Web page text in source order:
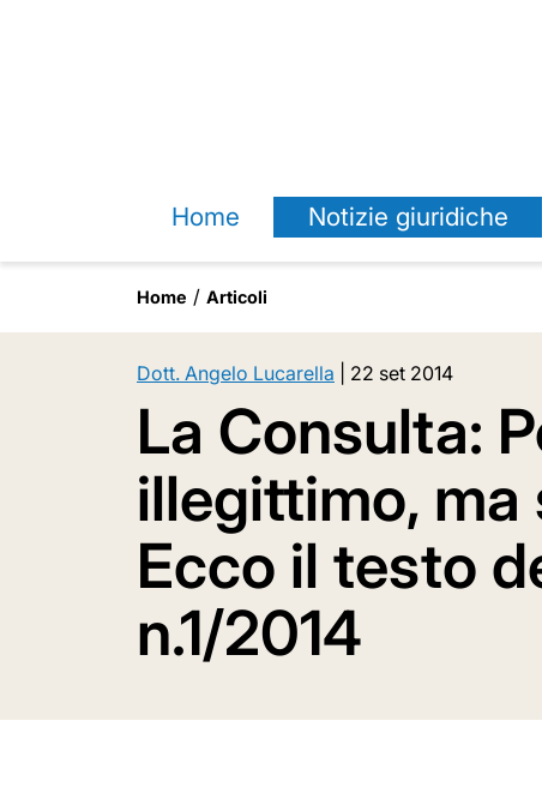
Home Notizie giuridiche
Home Articoli
Dott. Angelo Lucarella 22 set 2014
La Consulta:
illegittimo, ma
Ecco il testo
n.1/2014